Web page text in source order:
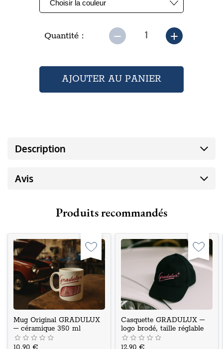
Quantité :
Description
Avis
Produits recommandés
Mug Original GRADULUX
– céramique 350 ml
Casquette GRADULUX –
logo brodé, taille réglable